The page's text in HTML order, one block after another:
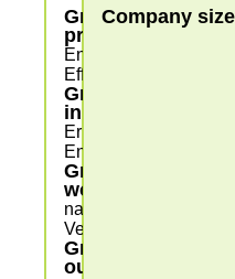
Greening
processes
Energie-
Effizienz
Greening
input
Erneuerbare
Energie
Greening
workplace
nachhaltiger
Verbrauch
Greening
outputs
Company